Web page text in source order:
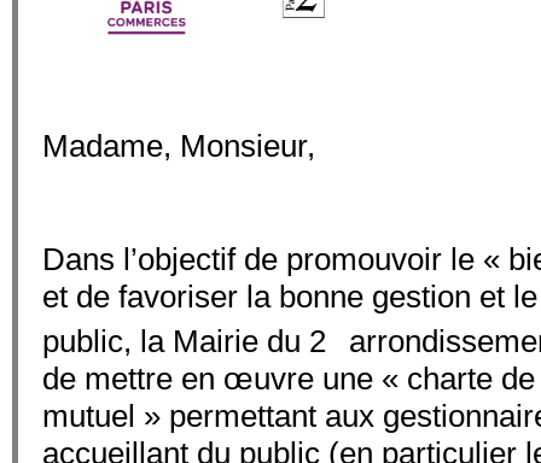
Madame, Monsieur,
Dans l’objectif de promouvoir le «
et de favoriser la bonne gestion et
public, la Mairie du 2
de mettre en œuvre une « charte de
mutuel » permettant aux
accueillant du public (en particulier